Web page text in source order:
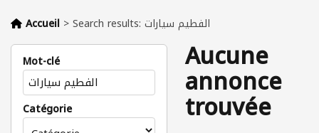
Accueil >
Search results: الفطيم سيارات
Mot-clé
Catégorie
Aucune
annonce
trouvée